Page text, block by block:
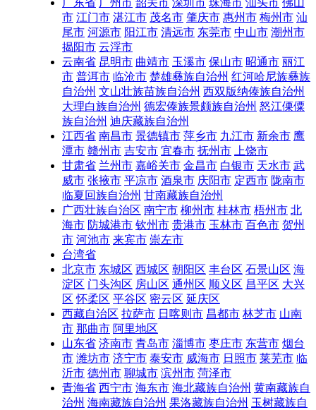
广东省 广州市 韶关市 深圳市 珠海市 汕头市 佛山
市 江门市 湛江市 茂名市 肇庆市 惠州市 梅州市 汕
尾市 河源市 阳江市 清远市 东莞市 中山市 潮州市
揭阳市 云浮市
云南省 昆明市 曲靖市 玉溪市 保山市 昭通市 丽江
市 普洱市 临沧市 楚雄彝族自治州 红河哈尼族彝族
自治州 文山壮族苗族自治州 西双版纳傣族自治州
大理白族自治州 德宏傣族景颇族自治州 怒江傈僳
族自治州 迪庆藏族自治州
江西省 南昌市 景德镇市 萍乡市 九江市 新余市 鹰
潭市 赣州市 吉安市 宜春市 抚州市 上饶市
甘肃省 兰州市 嘉峪关市 金昌市 白银市 天水市 武
威市 张掖市 平凉市 酒泉市 庆阳市 定西市 陇南市
临夏回族自治州 甘南藏族自治州
广西壮族自治区 南宁市 柳州市 桂林市 梧州市 北
海市 防城港市 钦州市 贵港市 玉林市 百色市 贺州
市 河池市 来宾市 崇左市
台湾省
北京市 东城区 西城区 朝阳区 丰台区 石景山区 海
淀区 门头沟区 房山区 通州区 顺义区 昌平区 大兴
区 怀柔区 平谷区 密云区 延庆区
西藏自治区 拉萨市 日喀则市 昌都市 林芝市 山南
市 那曲市 阿里地区
山东省 济南市 青岛市 淄博市 枣庄市 东营市 烟台
市 潍坊市 济宁市 泰安市 威海市 日照市 莱芜市 临
沂市 德州市 聊城市 滨州市 菏泽市
青海省 西宁市 海东市 海北藏族自治州 黄南藏族自
治州 海南藏族自治州 果洛藏族自治州 玉树藏族自